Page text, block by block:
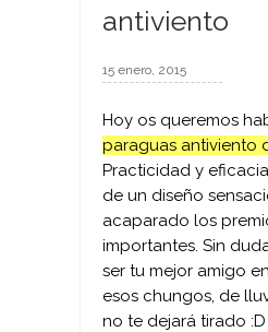
antiviento
15 enero, 2015
Hoy os queremos
paraguas antiviento
Practicidad y
de un diseño
acaparado los
importantes. Sin
ser tu mejor amigo
esos chungos, de
no te dejará tirado :D